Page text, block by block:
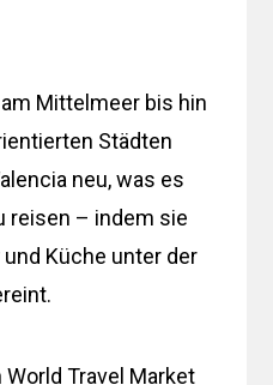
Mittelmeer bis hin
Städten
neu, was es
reisen – indem sie
Küche unter der
Travel Market